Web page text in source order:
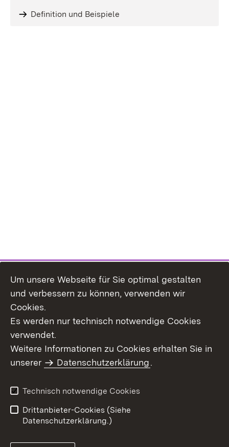
Definition und Beispiele
Themenübersicht
Barrierefreiheit
Um unsere Webseite für Sie optimal gestalten
und verbessern zu können, verwenden wir
Cookies.
Es werden nur technisch notwendige Cookies
verwendet.
Weitere Informationen zu Cookies erhalten Sie in
unserer
Datenschutzerklärung.
Technisch notwendige Cookies
Drittanbieter-Cookies (Siehe
Datenschutzerklärung.)